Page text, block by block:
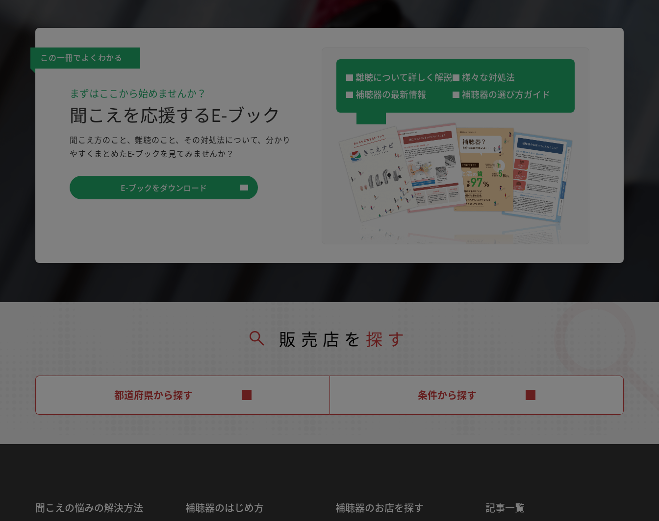
この一冊でよくわかる
まずはここから始めませんか？
聞こえを応援するE-ブック
聞こえ方のこと、難聴のこと、その対処法について、分かり
やすくまとめたE-ブックを見てみませんか？
E-ブックをダウンロード
難聴について詳しく解説
様々な対処法
補聴器の最新情報
補聴器の選び方ガイド
販売店を 探す
都道府県から探す 条件から探す
聞こえの悩みの解決方法 補聴器のはじめ方 補聴器のお店を探す 記事一覧